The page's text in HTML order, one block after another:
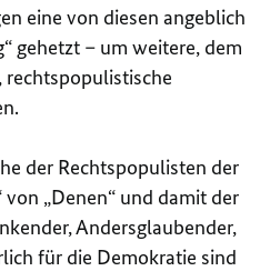
eine von diesen angeblich
gehetzt – um weitere, dem
rechtspopulistische
der Rechtspopulisten der
von „Denen“ und damit der
Andersglaubender,
für die Demokratie sind